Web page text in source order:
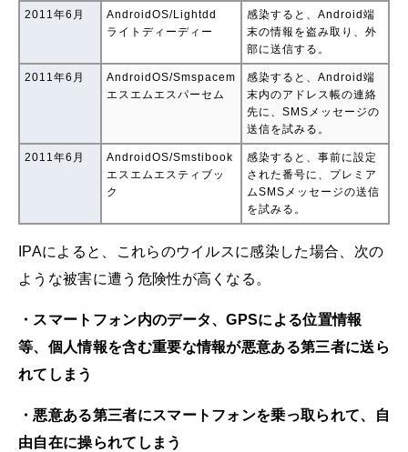
2011年6月
AndroidOS/Lightdd
ライトディーディー
感染すると、Android端
末の情報を盗み取り、外
部に送信する。
2011年6月
AndroidOS/Smspacem
エスエムエスパーセム
感染すると、Android端
末内のアドレス帳の連絡
先に、SMSメッセージの
送信を試みる。
2011年6月
AndroidOS/Smstibook
エスエムエスティブッ
ク
感染すると、事前に設定
された番号に、プレミア
ムSMSメッセージの送信
を試みる。
IPAによると、これらのウイルスに感染した場合、次の
ような被害に遭う危険性が高くなる。
・スマートフォン内のデータ、GPSによる位置情報
等、個人情報を含む重要な情報が悪意ある第三者に送ら
れてしまう
・悪意ある第三者にスマートフォンを乗っ取られて、自
由自在に操られてしまう